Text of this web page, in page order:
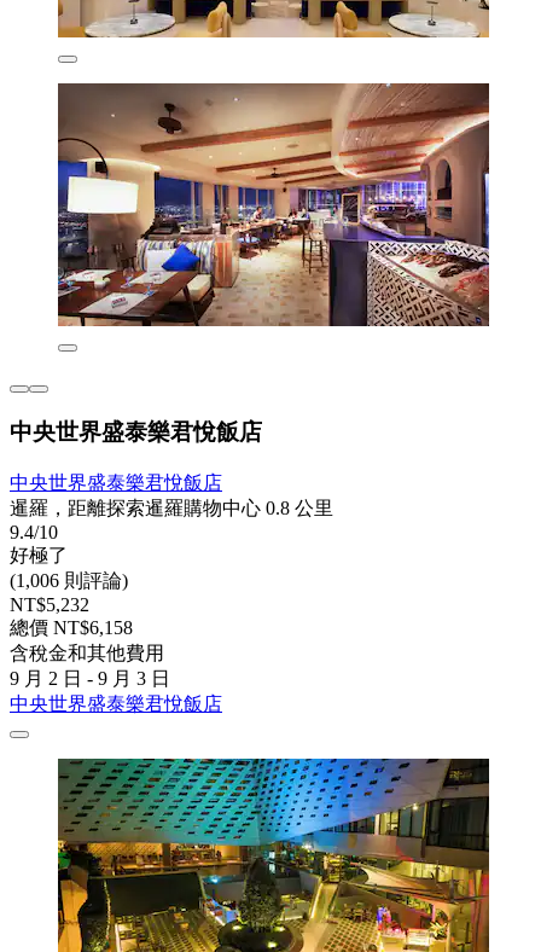
中央世界盛泰樂君悅飯店
中央世界盛泰樂君悅飯店
暹羅，距離探索暹羅購物中心 0.8 公里
9.4/10
好極了
(1,006 則評論)
NT$5,232
總價 NT$6,158
含稅金和其他費用
9 月 2 日 - 9 月 3 日
中央世界盛泰樂君悅飯店